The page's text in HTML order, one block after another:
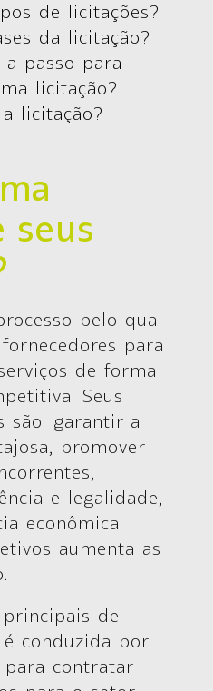
de licitações?
da licitação?
a passo para
licitação?
licitação?
seus
pelo qual
para
de forma
Seus
são: garantir a
promover
e legalidade,
econômica.
aumenta as
de
é conduzida por
para contratar